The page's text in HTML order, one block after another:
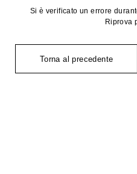
Si è verificato un errore
Riprova
Torna al precedente